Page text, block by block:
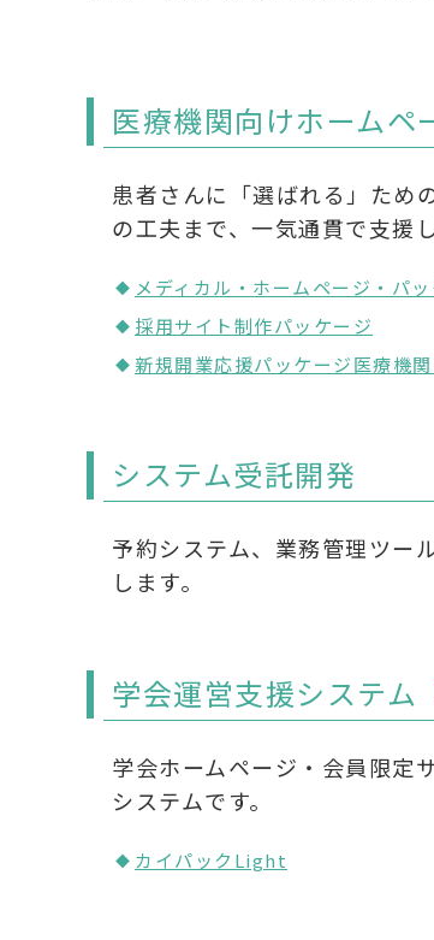
医療機関向けホームペ
患者さんに「選ばれる」ため
の工夫まで、一気通貫で支援し
メディカル・ホームページ・パ
採用サイト制作パッケージ
新規開業応援パッケージ医療機
システム受託開発
予約システム、業務管理ツー
します。
学会運営支援システム
学会ホームページ・会員限定
システムです。
カイパックLight